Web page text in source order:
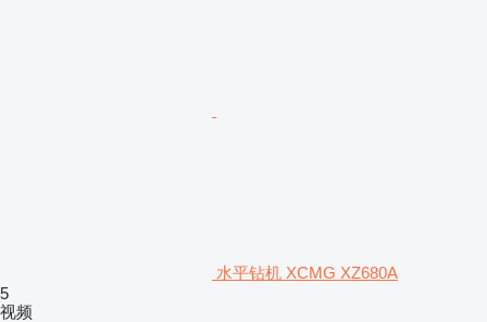
水平钻机 XCMG XZ680A
5
视频